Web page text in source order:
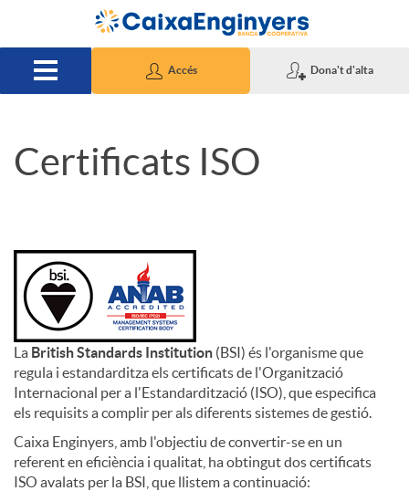
Salta al contingut principal
Accés Dona't d'alta
C
r
t
i
f
Certificats ISO
La British Standards Institution (BSI) és l'organisme que
regula i estandarditza els certificats de l'Organització
Internacional per a l'Estandardització (ISO), que especifica
els requisits a complir per als diferents sistemes de gestió.
Caixa Enginyers, amb l'objectiu de convertir-se en un
referent en eficiència i qualitat, ha obtingut dos certificats
ISO avalats per la BSI, que llistem a continuació: